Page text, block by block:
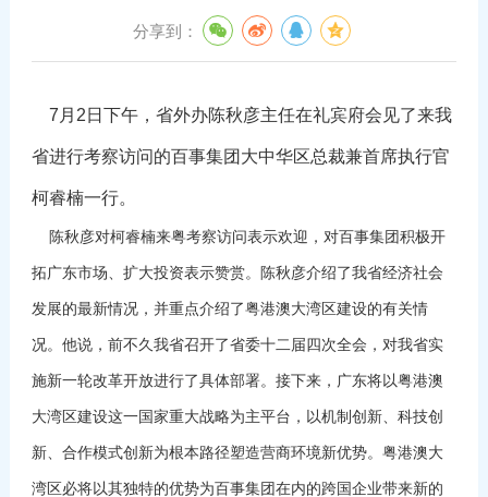
分享到：
7月2日下午，省外办陈秋彦主任在礼宾府会见了来我
省进行考察访问的百事集团大中华区总裁兼首席执行官
柯睿楠一行。
陈秋彦对柯睿楠来粤考察访问表示欢迎，对百事集团积极开
拓广东市场、扩大投资表示赞赏。陈秋彦介绍了我省经济社会
发展的最新情况，并重点介绍了粤港澳大湾区建设的有关情
况。他说，前不久我省召开了省委十二届四次全会，对我省实
施新一轮改革开放进行了具体部署。接下来，广东将以粤港澳
大湾区建设这一国家重大战略为主平台，以机制创新、科技创
新、合作模式创新为根本路径塑造营商环境新优势。粤港澳大
湾区必将以其独特的优势为百事集团在内的跨国企业带来新的